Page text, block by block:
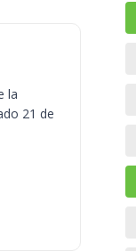
la
21 de